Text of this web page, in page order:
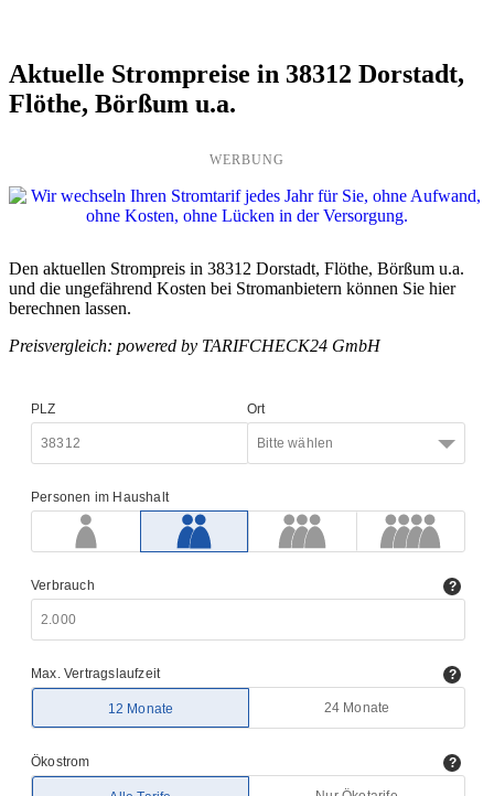
Aktuelle Strompreise in 38312 Dorstadt,
Flöthe, Börßum u.a.
WERBUNG
Den aktuellen Strompreis in 38312 Dorstadt, Flöthe, Börßum u.a.
und die ungefährend Kosten bei Stromanbietern können Sie hier
berechnen lassen.
Preisvergleich: powered by TARIFCHECK24 GmbH